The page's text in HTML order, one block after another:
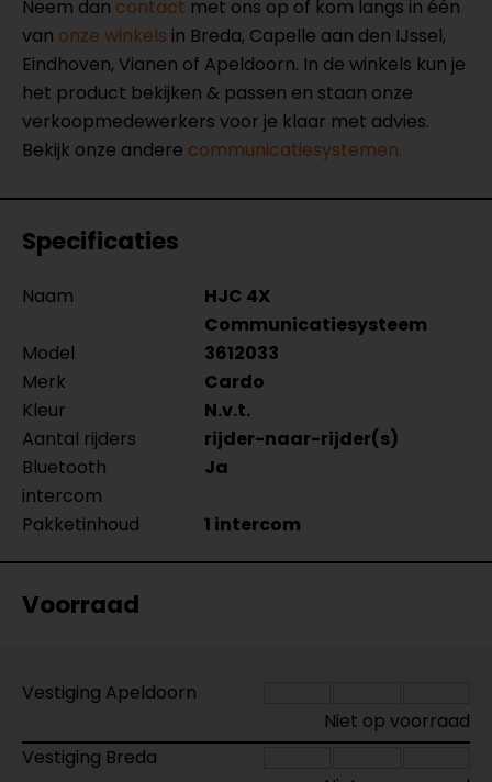
Neem dan contact met ons op of kom langs in één
van onze winkels in Breda, Capelle aan den IJssel,
Eindhoven, Vianen of Apeldoorn. In de winkels kun je
het product bekijken & passen en staan onze
verkoopmedewerkers voor je klaar met advies.
Bekijk onze andere communicatiesystemen.
Specificaties
Naam
HJC 4X
Communicatiesysteem
Model
3612033
Merk
Cardo
Kleur
N.v.t.
Aantal rijders
rijder-naar-rijder(s)
Bluetooth
intercom
Ja
Pakketinhoud 1 intercom
Voorraad
Vestiging Apeldoorn
Niet op voorraad
Vestiging Breda